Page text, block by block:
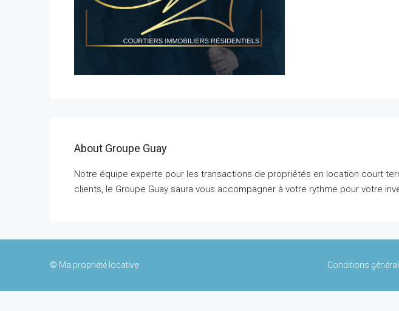
About Groupe Guay
Notre équipe experte pour les transactions de propriétés en location court
clients, le Groupe Guay saura vous accompagner à votre rythme pour votre
© Ma propriété locative Conditions